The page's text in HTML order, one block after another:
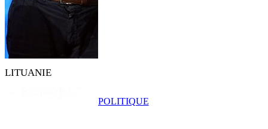
LITUANIE
POLITIQUE